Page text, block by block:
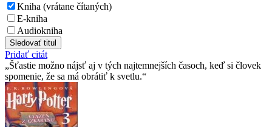
Kniha (vrátane čítaných)
E-kniha
Audiokniha
Sledovať titul
Pridať citát
Šťastie možno nájsť aj v tých najtemnejších časoch, keď si človek
spomenie, že sa má obrátiť k svetlu.